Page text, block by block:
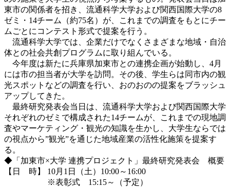
東市の関係者を招き、流通科学大学および関西国際大学の8
ゼミ・14チーム（約75名）が、これまでの調査をもとにチー
ムごとにコンテスト形式で提案を行う。
流通科学大学では、企業だけでなくさまざまな地域・自治
体との社会共創プログラムに取り組んでいる。
今年度は新たに兵庫県加東市との連携企画が始動し、4月
には市の担当者が大学を訪問。その後、学生らは同市内の観
光スポットなどの調査を行い、おのおのの提案をブラッシュ
アップしてきた。
最終研究発表会当日は、流通科学大学および関西国際大学
それぞれのゼミで構成された14チームが、これまでの現地調
査やマーケティング・観光の知識を生かし、大学生ならでは
の視点から”観光”を通じた地域産業の活性化施策を提案す
る。
◆「加東市×大学 連携プロジェクト」最終研究発表会 概要
【日 時】 10月1日（土）10:00～16:00
※表彰式 15:15～（予定）